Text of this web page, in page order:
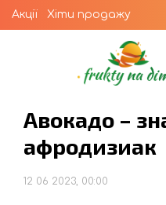
Акції Хіти продажу
Авокадо –
афродизиак
12 06 2023, 00:00